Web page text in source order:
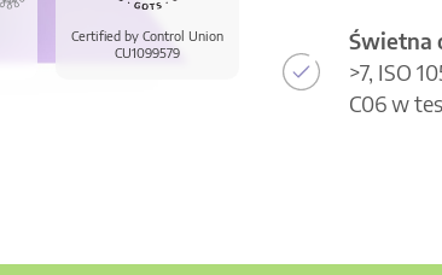
Certified by Control Union
CU1099579
Świetna
>7, ISO
C06 w